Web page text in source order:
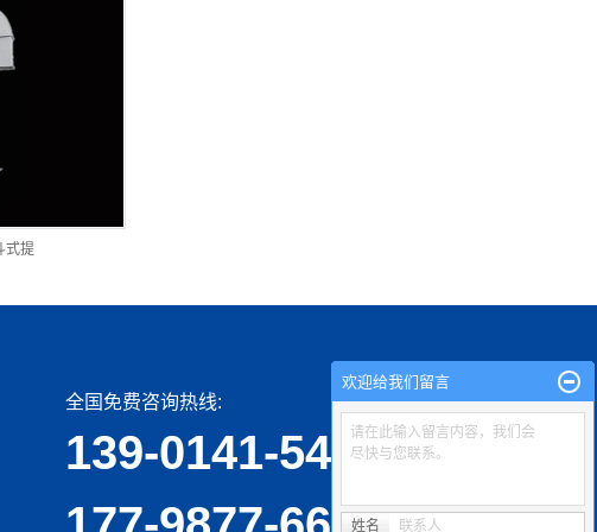
式提
全国免费咨询热线:
139-0141-5467
欢迎给我们留言
请在此输入留言内容，我们会
尽快与您联系。
姓名 联系人